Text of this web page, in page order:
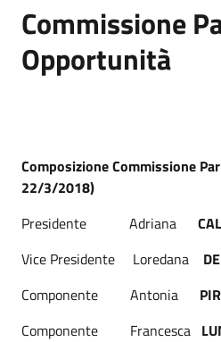
Commissione
Opportunità
Composizione Commissione
22/3/2018)
Presidente Adriana
Vice Presidente Loredana
Componente Antonia
Componente Francesca